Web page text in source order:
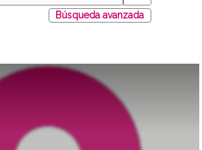
Búsqueda avanzada